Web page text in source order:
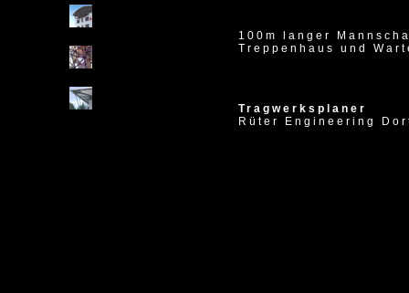
100m langer
Treppenhaus und
Tragwerksplaner
Rüter Engineering